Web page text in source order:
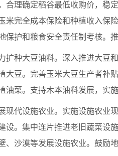
合理确定稻谷最低收购价，稳
米完全成本保险和种植收入保
保护和粮食安全责任制考核。
扩种大豆油料。深入推进大
大豆。完善玉米大豆生产者补
油菜。支持木本油料发展，实
现代设施农业。实施设施农业
设。集中连片推进老旧蔬菜设
、沙漠等发展设施农业。鼓励